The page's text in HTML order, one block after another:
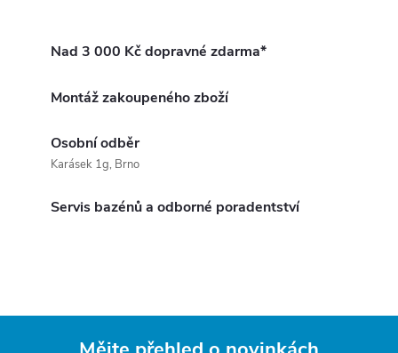
Nad 3 000 Kč dopravné zdarma*
Montáž zakoupeného zboží
Osobní odběr
Karásek 1g, Brno
Servis bazénů a odborné poradentství